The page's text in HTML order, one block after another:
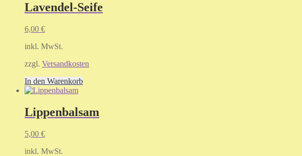
Lavendel-Seife
6,00 €
inkl. MwSt.
zzgl. Versandkosten
In den Warenkorb
Lippenbalsam
5,00 €
inkl. MwSt.